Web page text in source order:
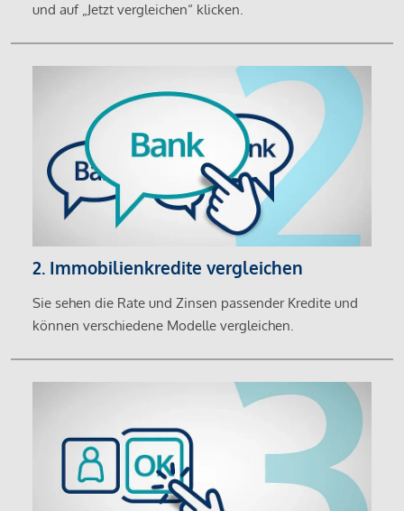
und auf „Jetzt vergleichen“ klicken.
2. Immobilienkredite vergleichen
Sie sehen die Rate und Zinsen passender Kredite und
können verschiedene Modelle vergleichen.